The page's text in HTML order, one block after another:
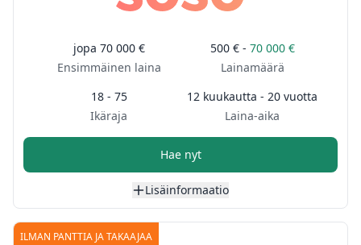
jopa 70 000 €
Ensimmäinen laina
500 € - 70 000 €
Lainamäärä
18 - 75
Ikäraja
12 kuukautta - 20 vuotta
Laina-aika
Hae nyt
Lisäinformaatio
ILMAN PANTTIA JA TAKAAJAA